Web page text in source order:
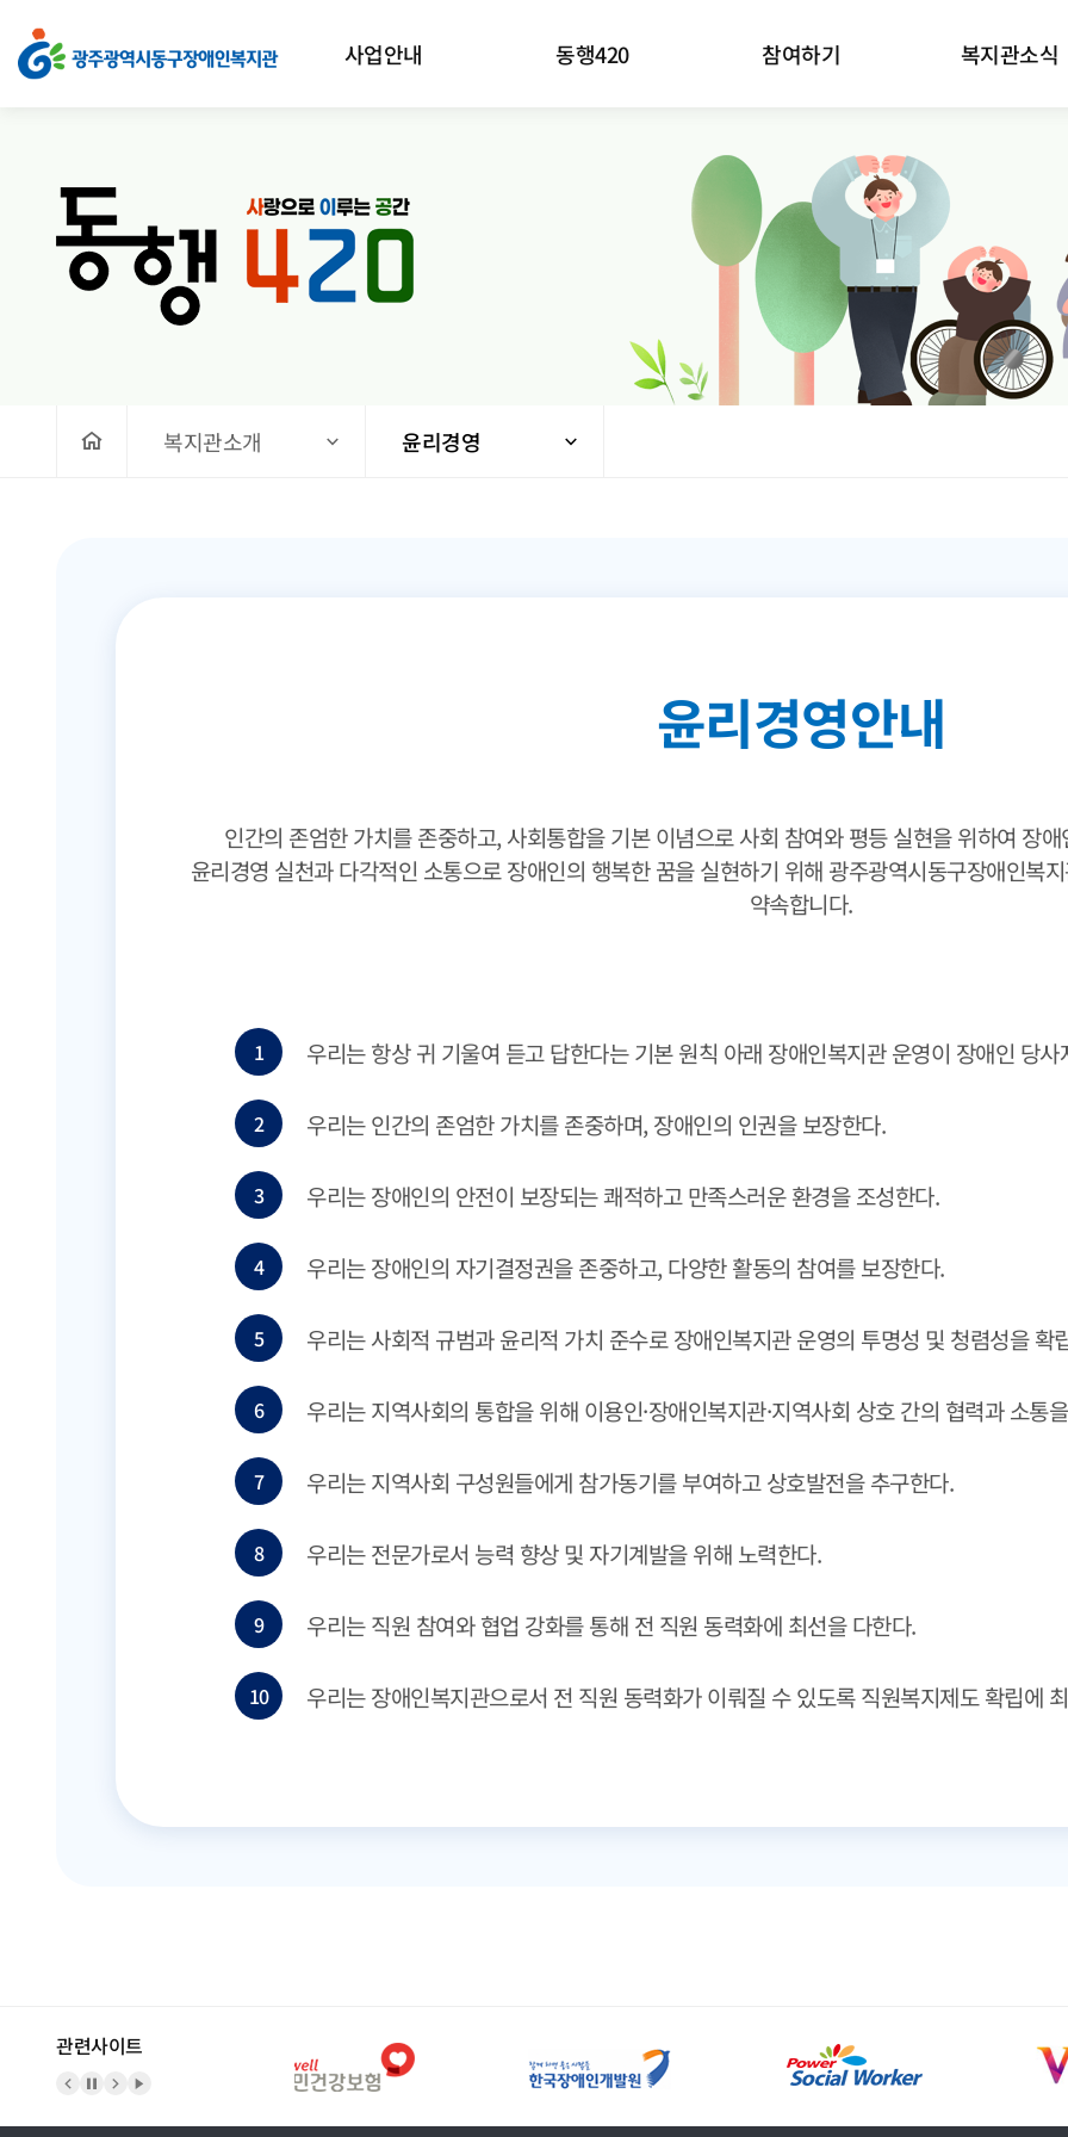
사업안내 동행420 참여하기 복지관소식
처음으로복지관소개 윤리경영
윤리경영안내
인간의 존엄한 가치를 존중하고, 사회통합을 기본 이념으로 사회 참여와 평등 실현을 위하여 장
윤리경영 실천과 다각적인 소통으로 장애인의 행복한 꿈을 실현하기 위해 광주광역시동구장애인복
약속합니다.
1 우리는 항상 귀 기울여 듣고 답한다는 기본 원칙 아래 장애인복지관 운영이 장애인 당
2 우리는 인간의 존엄한 가치를 존중하며, 장애인의 인권을 보장한다.
3 우리는 장애인의 안전이 보장되는 쾌적하고 만족스러운 환경을 조성한다.
4 우리는 장애인의 자기결정권을 존중하고, 다양한 활동의 참여를 보장한다.
5 우리는 사회적 규범과 윤리적 가치 준수로 장애인복지관 운영의 투명성 및 청렴성을 확
6 우리는 지역사회의 통합을 위해 이용인·장애인복지관·지역사회 상호 간의 협력과 소통
7 우리는 지역사회 구성원들에게 참가동기를 부여하고 상호발전을 추구한다.
8 우리는 전문가로서 능력 향상 및 자기계발을 위해 노력한다.
9 우리는 직원 참여와 협업 강화를 통해 전 직원 동력화에 최선을 다한다.
10 우리는 장애인복지관으로서 전 직원 동력화가 이뤄질 수 있도록 직원복지제도 확립에
관련사이트
이전 배너
배너 정지
다음 배너
배너 재생